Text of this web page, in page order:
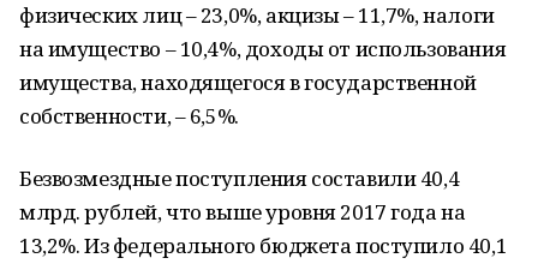
физических лиц – 23,0%, акцизы – 11,7%, налоги
на имущество – 10,4%, доходы от использования
имущества, находящегося в государственной
собственности, – 6,5%.
Безвозмездные поступления составили 40,4
млрд. рублей, что выше уровня 2017 года на
13,2%. Из федерального бюджета поступило 40,1